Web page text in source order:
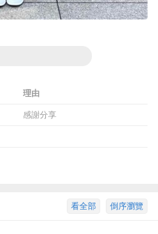
理由
感謝分享
倒序瀏覽
看全部